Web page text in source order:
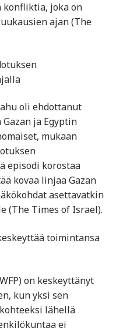
konfliktia, joka on
ajan ​(The
oli ehdottanut
ja Egyptin
mukaan
episodi korostaa
kovaa linjaa Gazan
asettavatkin
(The Times of Israel).
toimintansa
on keskeyttänyt
kun yksi sen
lähellä
ei